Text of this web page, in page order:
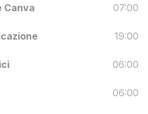
Canva 07:00
19:00
06:00
06:00